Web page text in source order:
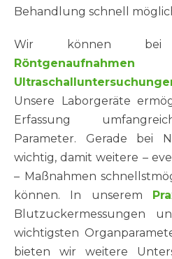
Behandlung schnell
Wir können bei
Röntgenaufnahmen
Unsere Laborgeräte
Erfassung
Parameter. Gerade bei
wichtig, damit weitere –
– Maßnahmen
können. In unserem
Blutzuckermessungen
wichtigsten
bieten wir weitere